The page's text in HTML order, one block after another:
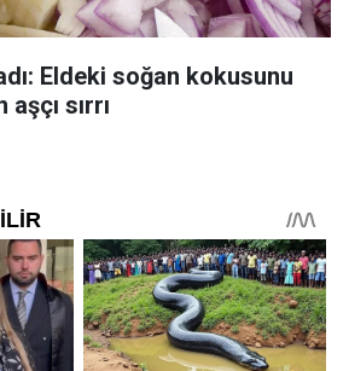
Eldeki soğan kokusunu
sırrı